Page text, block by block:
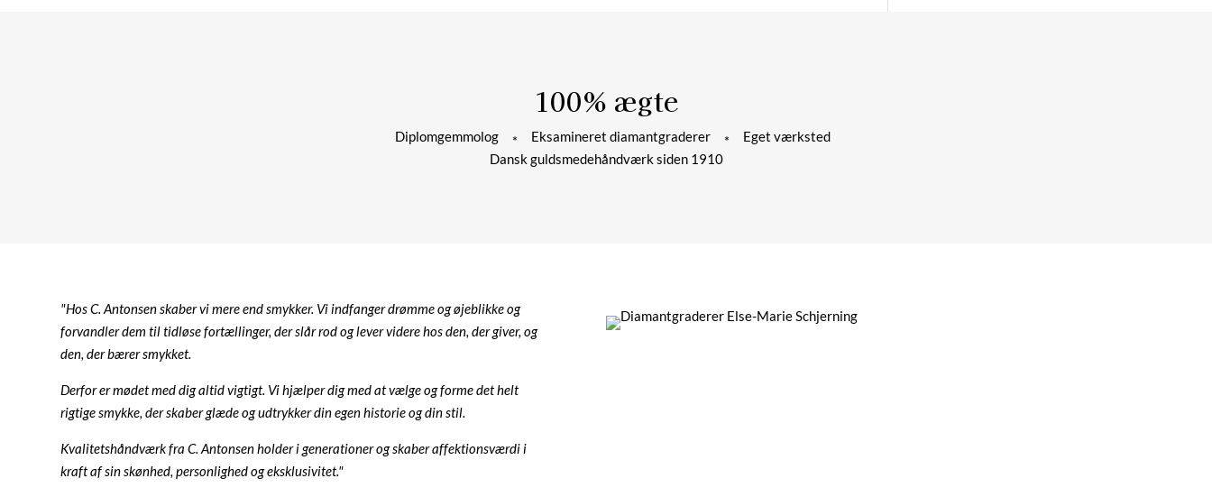
100% ægte
Diplomgemmolog * Eksamineret diamantgraderer * Eget værksted
Dansk guldsmedehåndværk siden 1910
"Hos C. Antonsen skaber vi mere end smykker. Vi indfanger drømme og øjeblikke og
forvandler dem til tidløse fortællinger, der slår rod og lever videre hos den, der giver, og
den, der bærer smykket.
Derfor er mødet med dig altid vigtigt. Vi hjælper dig med at vælge og forme det helt
rigtige smykke, der skaber glæde og udtrykker din egen historie og din stil.
Kvalitetshåndværk fra C. Antonsen holder i generationer og skaber affektionsværdi i
kraft af sin skønhed, personlighed og eksklusivitet."